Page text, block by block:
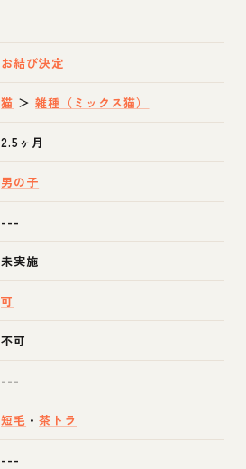
お結び決定
猫 ＞雑種（ミックス猫）
2.5ヶ月
男の子
---
未実施
可
不可
---
短毛 ・茶トラ
---